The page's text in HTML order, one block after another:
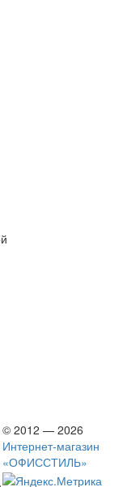
© 2012 — 2026
Интернет-магазин
«ОФИССТИЛЬ»